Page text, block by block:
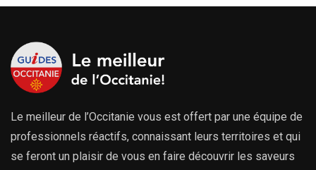
Le meilleur de l’Occitanie vous est offert par une équipe de
professionnels réactifs, connaissant leurs territoires et qui
se feront un plaisir de vous en faire découvrir les saveurs